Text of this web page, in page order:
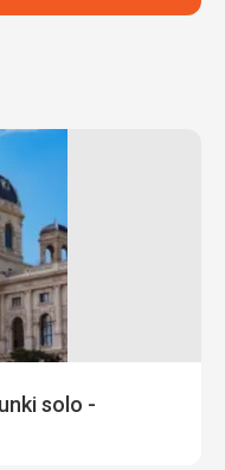
solo -